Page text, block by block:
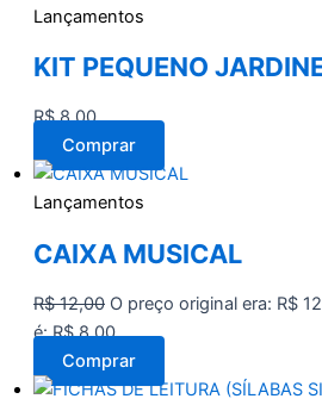
Lançamentos
KIT PEQUENO
R$8,00
Comprar
Lançamentos
CAIXA MUSICAL
R$12,00 O preço original era: R$
é: R$ 8,00.
Comprar